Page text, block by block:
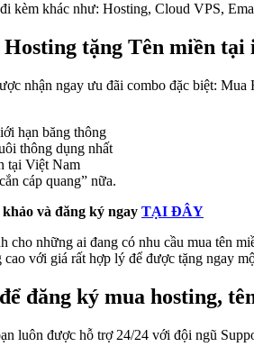
kèm khác như: Hosting, Cloud VPS,
tặng Tên miền tại
nhận ngay ưu đãi combo đặc biệt:
hạn băng thông
thông dụng nhất
tại Việt Nam
cáp quang” nữa.
và đăng ký ngay TẠI ĐÂY
những ai đang có nhu cầu mua tên
với giá rất hợp lý để được tặng ngay
đăng ký mua hosting,
luôn được hỗ trợ 24/24 với đội ngũ